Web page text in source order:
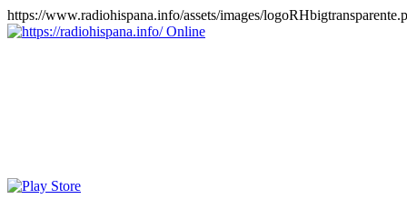
https://www.radiohispana.info/assets/images/
Online